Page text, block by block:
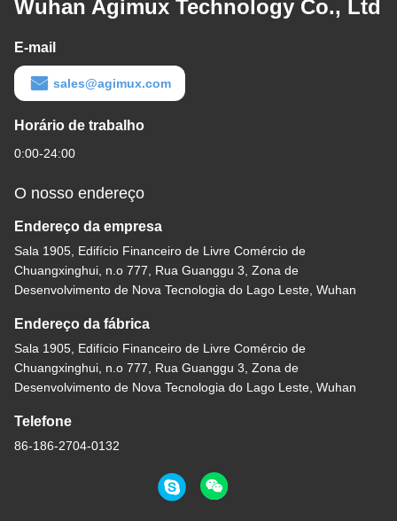
Wuhan Agimux Technology Co., Ltd
E-mail
sales@agimux.com
Horário de trabalho
0:00-24:00
O nosso endereço
Endereço da empresa
Sala 1905, Edifício Financeiro de Livre Comércio de
Chuangxinghui, n.o 777, Rua Guanggu 3, Zona de
Desenvolvimento de Nova Tecnologia do Lago Leste, Wuhan
Endereço da fábrica
Sala 1905, Edifício Financeiro de Livre Comércio de
Chuangxinghui, n.o 777, Rua Guanggu 3, Zona de
Desenvolvimento de Nova Tecnologia do Lago Leste, Wuhan
Telefone
86-186-2704-0132